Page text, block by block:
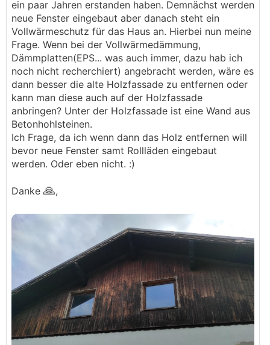
ein paar Jahren erstanden haben. Demnächst werden
neue Fenster eingebaut aber danach steht ein
Vollwärmeschutz für das Haus an. Hierbei nun meine
Frage. Wenn bei der Vollwärmedämmung,
Dämmplatten(EPS... was auch immer, dazu hab ich
noch nicht recherchiert) angebracht werden, wäre es
dann besser die alte Holzfassade zu entfernen oder
kann man diese auch auf der Holzfassade
anbringen? Unter der Holzfassade ist eine Wand aus
Betonhohlsteinen.
Ich Frage, da ich wenn dann das Holz entfernen will
bevor neue Fenster samt Rollläden eingebaut
werden. Oder eben nicht. :)
Danke 🙏,